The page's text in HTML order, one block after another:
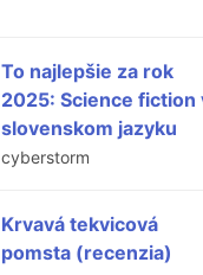
To najlepšie za rok
2025: Science fiction
slovenskom jazyku
cyberstorm
Krvavá tekvicová
pomsta (recenzia)